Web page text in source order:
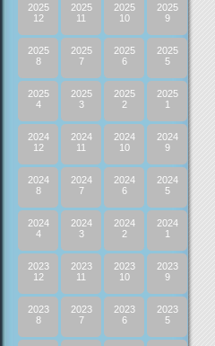
2025
12
2025
11
2025
10
2025
9
2025
8
2025
7
2025
6
2025
5
2025
4
2025
3
2025
2
2025
1
2024
12
2024
11
2024
10
2024
9
2024
8
2024
7
2024
6
2024
5
2024
4
2024
3
2024
2
2024
1
2023
12
2023
11
2023
10
2023
9
2023
8
2023
7
2023
6
2023
5